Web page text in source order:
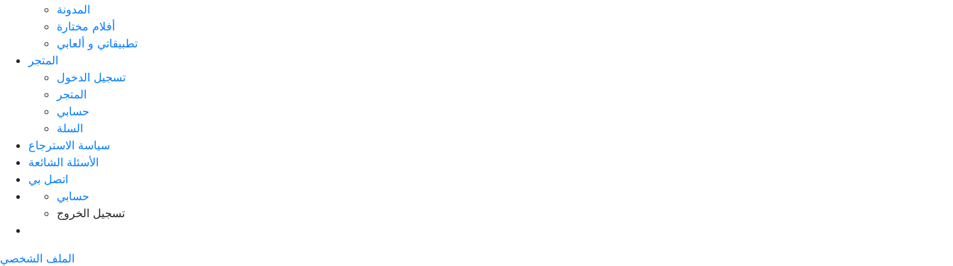
المدونة
أفلام مختارة
تطبيقاتي و ألعابي
المتجر
تسجيل الدخول
المتجر
حسابي
السلة
سياسة الاسترجاع
الأسئلة الشائعة
اتصل بي
حسابي
تسجيل الخروج
الملف الشخصي